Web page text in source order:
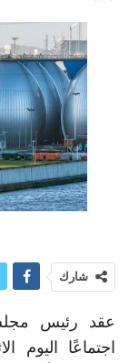
شارك
عقد رئيس
اجتماعًا اليوم